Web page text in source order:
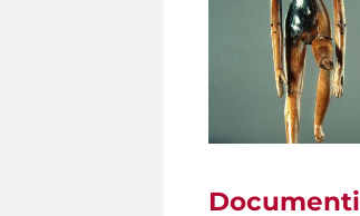
Documenti